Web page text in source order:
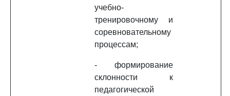
учебно-
тренировочному и
соревновательному
процессам;
- формирование
склонности к
педагогической